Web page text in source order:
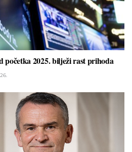
2025. bilježi rast prihoda